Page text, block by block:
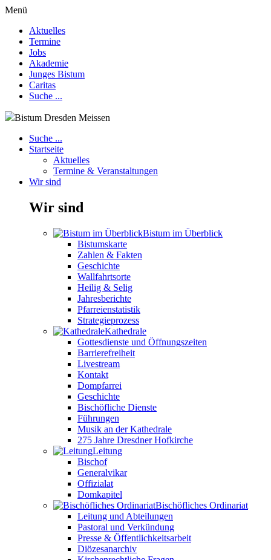
Menü
Aktuelles
Termine
Jobs
Akademie
Junges Bistum
Caritas
Suche ...
Bistum Dresden Meissen
Suche ...
Startseite
Aktuelles
Termine & Veranstaltungen
Wir sind
Wir sind
Bistum im Überblick
Bistumskarte
Zahlen & Fakten
Geschichte
Wallfahrtsorte
Heilig & Selig
Jahresberichte
Pfarreienstatistik
Strategieprozess
Kathedrale
Gottesdienste und Öffnungszeiten
Barrierefreiheit
Livestream
Kontakt
Dompfarrei
Geschichte
Bischöfliche Dienste
Führungen
Musik an der Kathedrale
275 Jahre Dresdner Hofkirche
Leitung
Bischof
Generalvikar
Offizialat
Domkapitel
Bischöfliches Ordinariat
Leitung und Abteilungen
Pastoral und Verkündung
Presse & Öffentlichkeitsarbeit
Diözesanarchiv